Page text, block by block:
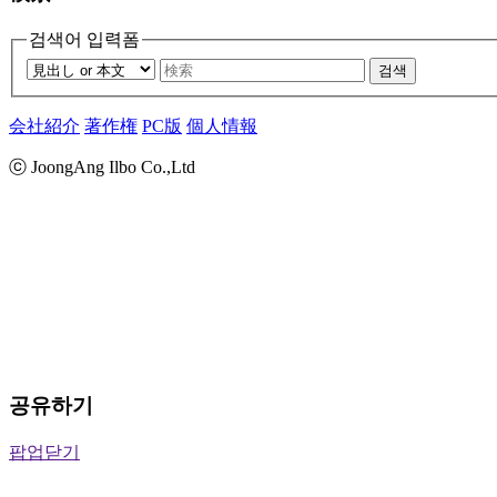
검색어 입력폼
검색
会社紹介 著作権 PC版 個人情報
ⓒ JoongAng Ilbo Co.,Ltd
공유하기
팝업닫기